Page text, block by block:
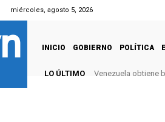
miércoles, agosto 5, 2026
INICIO GOBIERNO POLÍTICA
LO ÚLTIMO Venezuela obtiene